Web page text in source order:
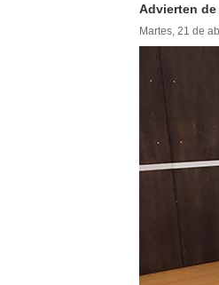
Advierten
Martes, 21 de